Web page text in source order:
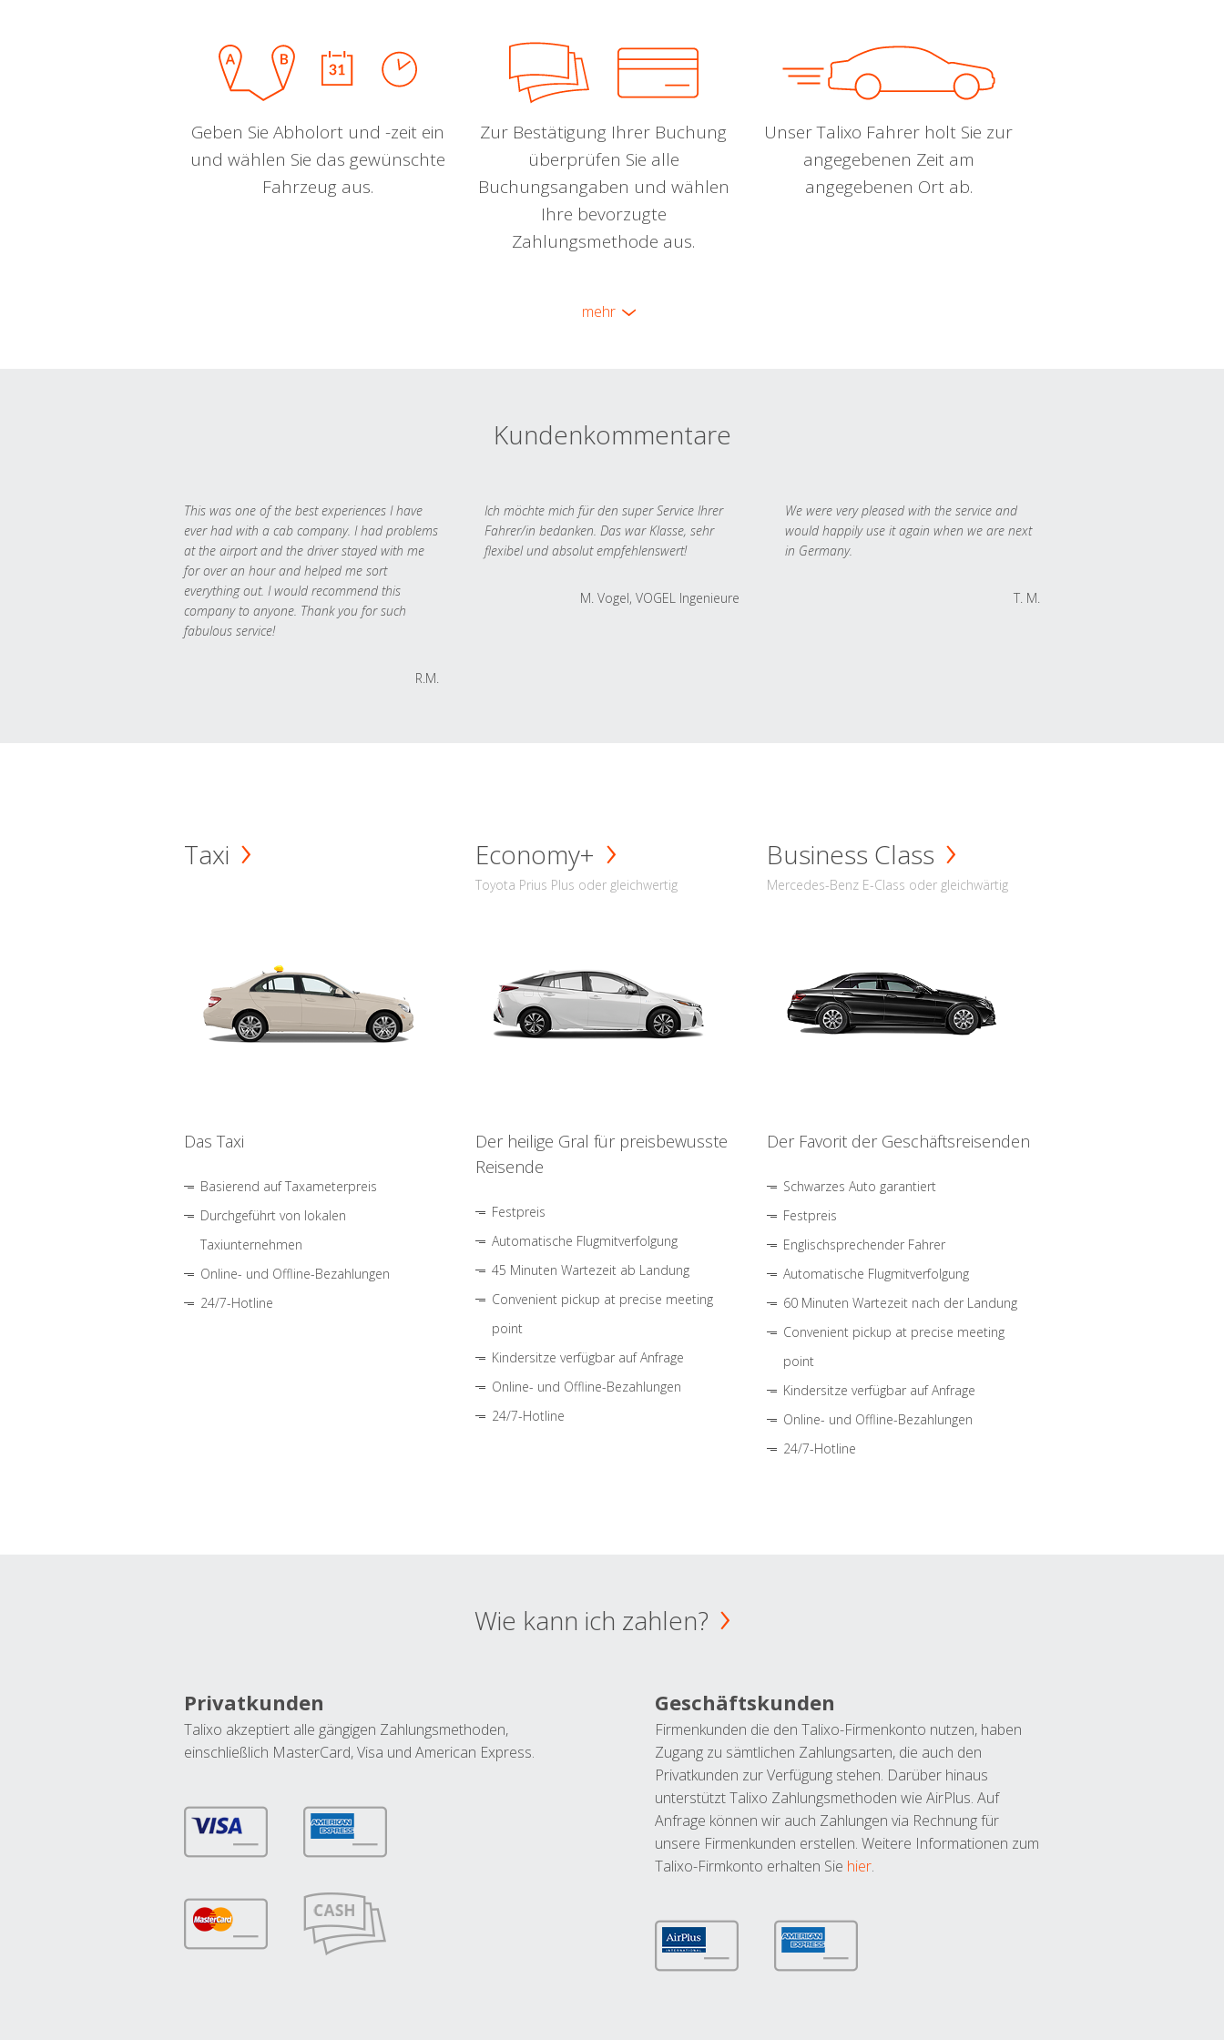
Geben Sie Abholort und -zeit ein
und wählen Sie das gewünschte
Fahrzeug aus.
Zur Bestätigung Ihrer Buchung
überprüfen Sie alle
Buchungsangaben und wählen
Ihre bevorzugte
Zahlungsmethode aus.
Unser Talixo Fahrer holt Sie zur
angegebenen Zeit am
angegebenen Ort ab.
mehr
Kundenkommentare
This was one of the best experiences I have
ever had with a cab company. I had problems
at the airport and the driver stayed with me
for over an hour and helped me sort
everything out. I would recommend this
company to anyone. Thank you for such
fabulous service!
R.M.
Ich möchte mich für den super Service Ihrer
Fahrer/in bedanken. Das war Klasse, sehr
flexibel und absolut empfehlenswert!
M. Vogel, VOGEL Ingenieure
We were very pleased with the service and
would happily use it again when we are next
in Germany.
T. M.
Taxi
Das Taxi
Basierend auf Taxameterpreis
Durchgeführt von lokalen
Taxiunternehmen
Online- und Offline-Bezahlungen
24/7-Hotline
Economy+
Toyota Prius Plus oder gleichwertig
Der heilige Gral für preisbewusste
Reisende
Festpreis
Automatische Flugmitverfolgung
45 Minuten Wartezeit ab Landung
Convenient pickup at precise meeting
point
Kindersitze verfügbar auf Anfrage
Online- und Offline-Bezahlungen
24/7-Hotline
Business Class
Mercedes-Benz E-Class oder gleichwärtig
Der Favorit der Geschäftsreisenden
Schwarzes Auto garantiert
Festpreis
Englischsprechender Fahrer
Automatische Flugmitverfolgung
60 Minuten Wartezeit nach der Landung
Convenient pickup at precise meeting
point
Kindersitze verfügbar auf Anfrage
Online- und Offline-Bezahlungen
24/7-Hotline
Wie kann ich zahlen?
Privatkunden
Talixo akzeptiert alle gängigen Zahlungsmethoden,
einschließlich MasterCard, Visa und American Express.
Geschäftskunden
Firmenkunden die den Talixo-Firmenkonto nutzen, haben
Zugang zu sämtlichen Zahlungsarten, die auch den
Privatkunden zur Verfügung stehen. Darüber hinaus
unterstützt Talixo Zahlungsmethoden wie AirPlus. Auf
Anfrage können wir auch Zahlungen via Rechnung für
unsere Firmenkunden erstellen. Weitere Informationen zum
Talixo-Firmkonto erhalten Sie hier.